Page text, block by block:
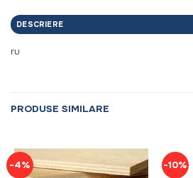
DESCRIERE
ru
PRODUSE SIMILARE
-4% -10%